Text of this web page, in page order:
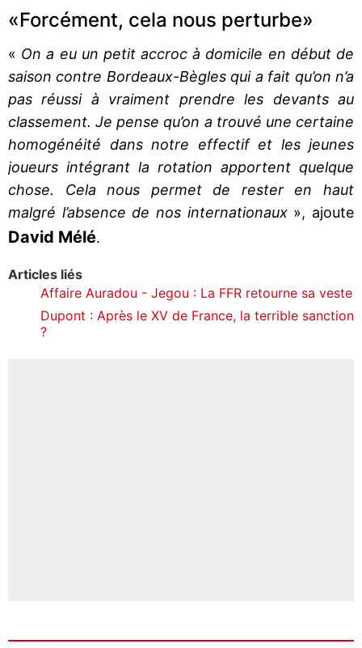
«Forcément, cela nous perturbe»
« On a eu un petit accroc à domicile en début de
saison contre Bordeaux-Bègles qui a fait qu’on n’a
pas réussi à vraiment prendre les devants au
classement. Je pense qu’on a trouvé une certaine
homogénéité dans notre effectif et les jeunes
joueurs intégrant la rotation apportent quelque
chose. Cela nous permet de rester en haut
malgré l’absence de nos internationaux», ajoute
David Mélé.
Articles liés
Affaire Auradou - Jegou : La FFR retourne sa veste
Dupont : Après le XV de France, la terrible sanction
?